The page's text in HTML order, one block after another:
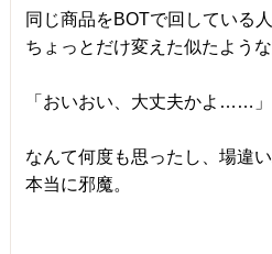
同じ商品をBOTで回している
ちょっとだけ変えた似たよう
「おいおい、大丈夫かよ……」
なんて何度も思ったし、場違
本当に邪魔。